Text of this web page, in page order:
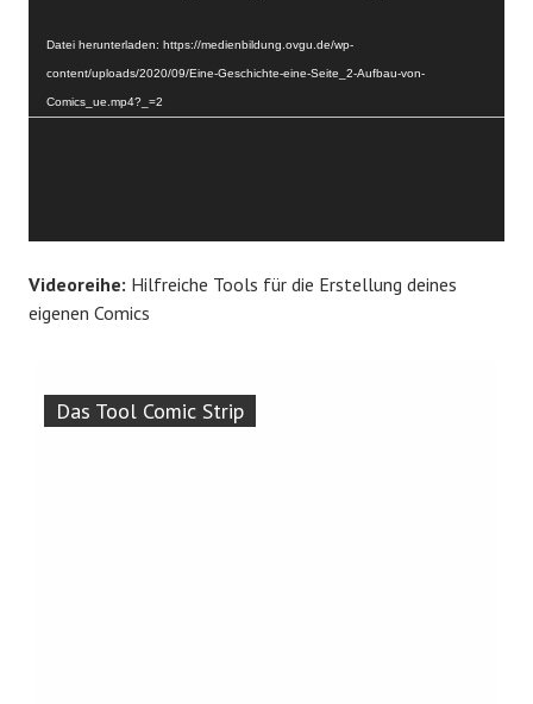
Datei herunterladen: https://medienbildung.ovgu.de/wp-
content/uploads/2020/09/Eine-Geschichte-eine-Seite_2-Aufbau-von-
Comics_ue.mp4?_=2
Videoreihe: Hilfreiche Tools für die Erstellung deines
eigenen Comics
Das Tool Comic Strip